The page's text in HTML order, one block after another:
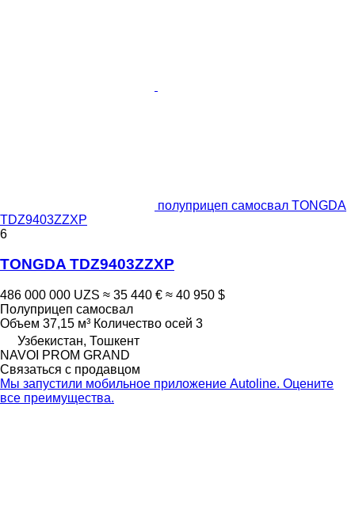
полуприцеп самосвал TONGDA
TDZ9403ZZXP
6
TONGDA TDZ9403ZZXP
486 000 000 UZS ≈ 35 440 € ≈ 40 950 $
Полуприцеп самосвал
Объем 37,15 м³ Количество осей 3
Узбекистан, Тошкент
NAVOI PROM GRAND
Связаться с продавцом
Мы запустили мобильное приложение Autoline. Оцените
все преимущества.